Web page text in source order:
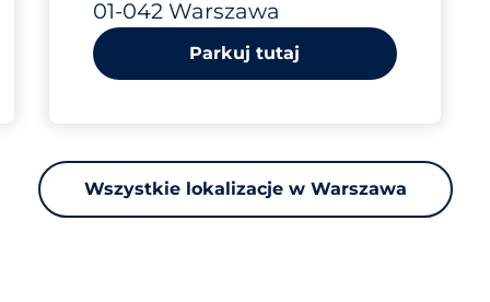
01-042 Warszawa
Parkuj tutaj
Wszystkie lokalizacje w Warszawa